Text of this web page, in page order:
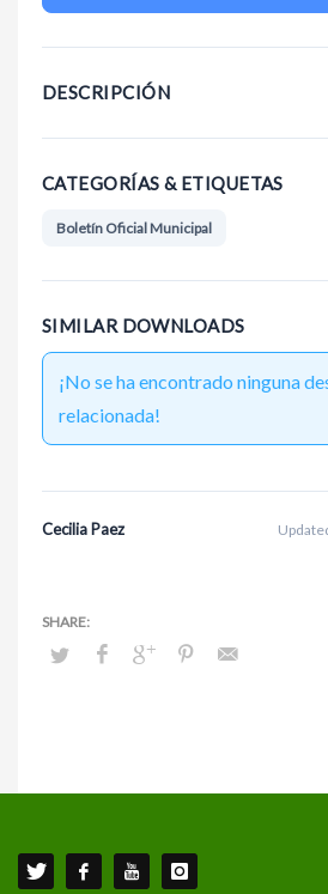
DESCRIPCIÓN
CATEGORÍAS & ETIQUETAS
Boletín Oficial Municipal
SIMILAR DOWNLOADS
¡No se ha encontrado ninguna
relacionada!
Cecilia Paez